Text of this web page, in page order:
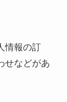
情報の訂
せなどがあ